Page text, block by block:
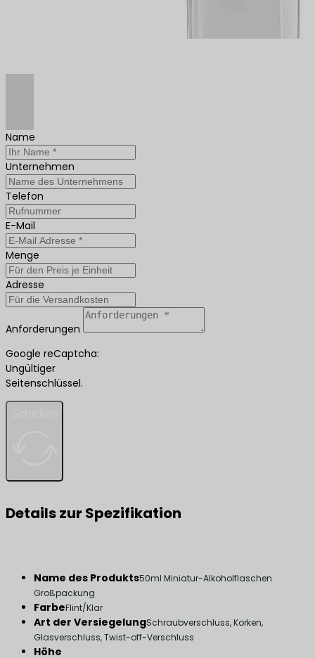
Name
Unternehmen
Telefon
E-Mail
Menge
Adresse
Anforderungen
Google reCaptcha:
Ungültiger
Seitenschlüssel.
Details zur Spezifikation
Name des Produkts50ml Miniatur-Alkoholflaschen
Großpackung
FarbeFlint/Klar
Art der VersiegelungSchraubverschluss, Korken,
Glasverschluss, Twist-off-Verschluss
Höhe